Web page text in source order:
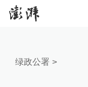
绿政公署 >